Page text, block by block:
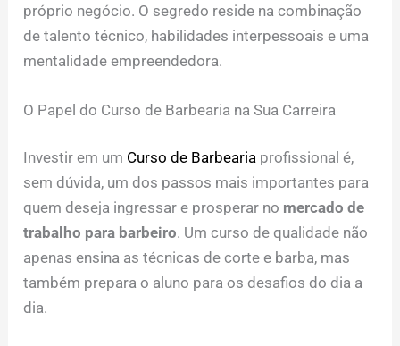
próprio negócio. O segredo reside na combinação
de talento técnico, habilidades interpessoais e uma
mentalidade empreendedora.
O Papel do Curso de Barbearia na Sua Carreira
Investir em um Curso de Barbearia profissional é,
sem dúvida, um dos passos mais importantes para
quem deseja ingressar e prosperar no mercado de
trabalho para barbeiro. Um curso de qualidade não
apenas ensina as técnicas de corte e barba, mas
também prepara o aluno para os desafios do dia a
dia.